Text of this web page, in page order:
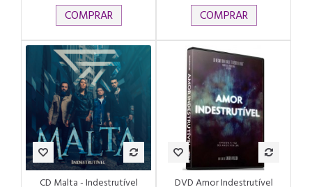
COMPRAR COMPRAR
CD Malta - Indestrutível DVD Amor Indestrutível